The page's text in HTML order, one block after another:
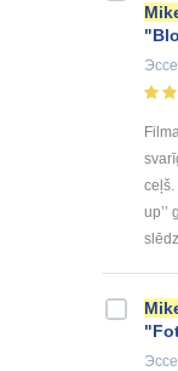
Эссе
ceļš.
Эссе